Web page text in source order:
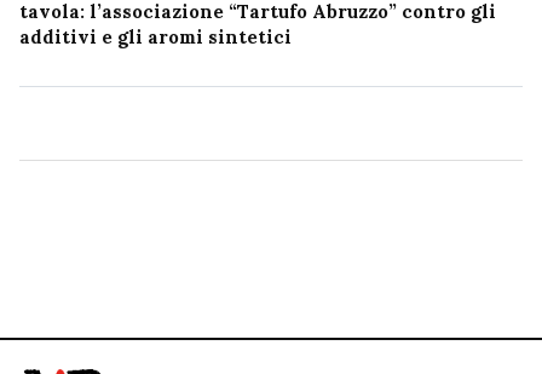
tavola: l’associazione “Tartufo Abruzzo” contro gli
additivi e gli aromi sintetici